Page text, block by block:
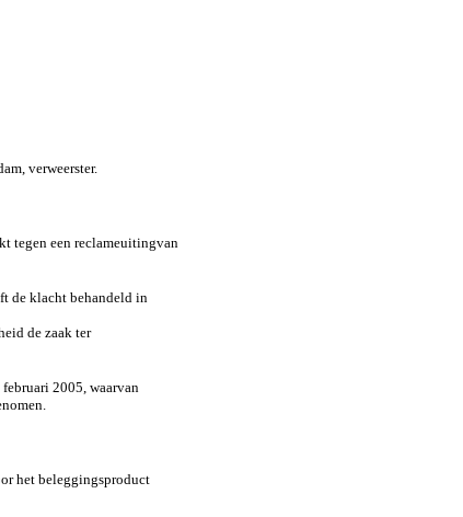
verweerster.
tegen een reclameuitingvan
de klacht behandeld in
de zaak ter
2005, waarvan
het beleggingsproduct